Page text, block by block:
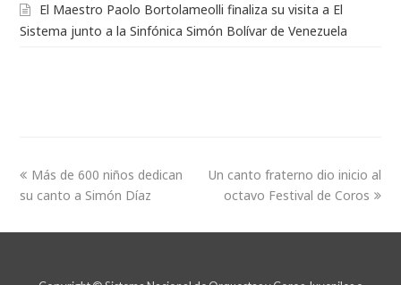
El Maestro Paolo Bortolameolli finaliza su visita a El
Sistema junto a la Sinfónica Simón Bolívar de Venezuela
Más de 600 niños dedican
su canto a Simón Díaz
Un canto fraterno dio inicio al
octavo Festival de Coros